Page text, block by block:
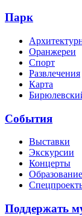
Парк
Оранжереи
Спорт
Развлечения
Карта
События
Выставки
Экскурсии
Концерты
Образование
Поддержать